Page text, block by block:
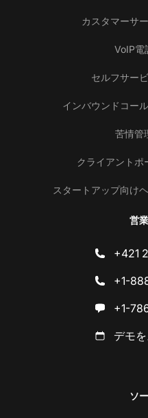
カスタマーサ
VoIP電
セルフサー
インバウンドコー
苦情管
クライアントポ
スタートアップ向け
営
+421
+1-
+1-
デモ
ソ